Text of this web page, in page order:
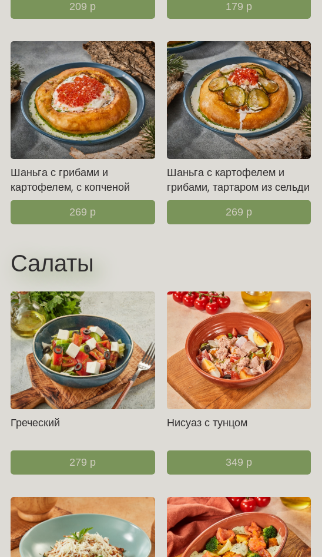
209 р 179 р
Шаньга с грибами и
картофелем, с копченой
сметаной и икрой
269 р
Шаньга с картофелем и
грибами, тартаром из сельди
269 р
Салаты
Греческий
279 р
Нисуаз с тунцом
349 р